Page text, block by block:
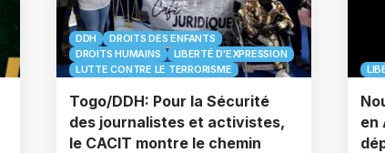
DDH
DROITS DES ENFANTS
DROITS HUMAINS
LIBERTÉ D'EXPRESSION
LUTTE CONTRE LE TERRORISME
Togo/DDH: Pour la Sécurité
des journalistes et activistes,
le CACIT montre le chemin
en